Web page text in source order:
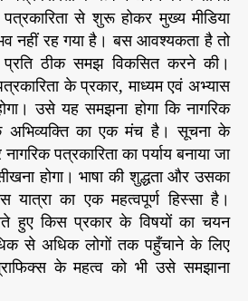
से शुरू होकर मुख्य मीडिया
रह गया है। बस आवश्यकता है तो
प्रति ठीक समझ विकसित करने की।
के प्रकार, माध्यम एवं अभ्यास
उसे यह समझना होगा कि नागरिक
अभिव्यक्ति का एक मंच है। सूचना के
पत्रकारिता का पर्याय बनाया जा
होगा। भाषा की शुद्धता और उसका
यात्रा का एक महत्वपूर्ण हिस्सा है।
हुए किस प्रकार के विषयों का चयन
से अधिक लोगों तक पहुँचाने के लिए
के महत्व को भी उसे समझाना